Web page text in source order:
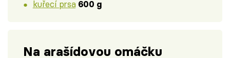
kuřecí prsa 600 g
Na arašídovou omáčku